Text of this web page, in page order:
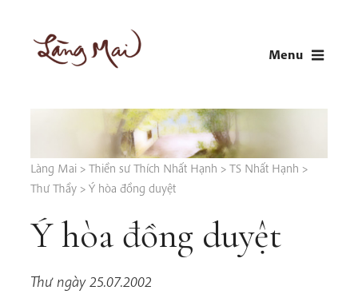
content
Menu
Làng Mai > Thiền sư Thích Nhất Hạnh > TS Nhất Hạnh >
Thư Thầy > Ý hòa đồng duyệt
Ý hòa đồng duyệt
Thư ngày 25.07.2002